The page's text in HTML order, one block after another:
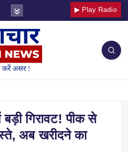
▶ Play Radio
गिरावट! पीक से
अब खरीदने का